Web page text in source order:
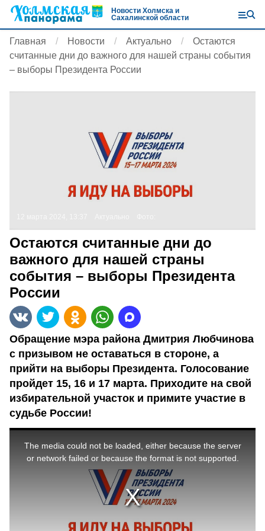
Новости Холмска и
Сахалинской области
Главная Новости Актуально
Остаются
считанные дни до важного для нашей страны события
– выборы Президента России
Остаются считанные дни до
важного для нашей страны
события – выборы Президента
России
Обращение мэра района Дмитрия Любчинова
с призывом не оставаться в стороне, а
прийти на выборы Президента. Голосование
пройдет 15, 16 и 17 марта. Приходите на свой
избирательной участок и примите участие в
судьбе России!
This
The media could not be loaded, either because the server
or network failed or because the format is not supported.